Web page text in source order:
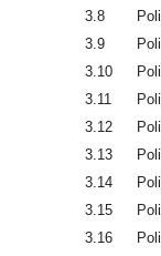
3.8
3.9
3.10
3.11
3.12
3.13
3.14
3.15
3.16